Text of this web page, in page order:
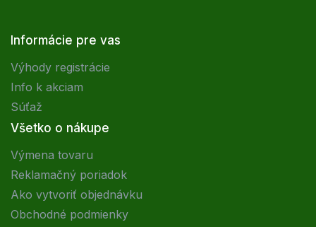
Informácie pre vas
Výhody registrácie
Info k akciam
Súťaž
Všetko o nákupe
Výmena tovaru
Reklamačný poriadok
Ako vytvoriť objednávku
Obchodné podmienky